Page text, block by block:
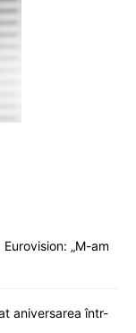
„M-am
aniversarea într-